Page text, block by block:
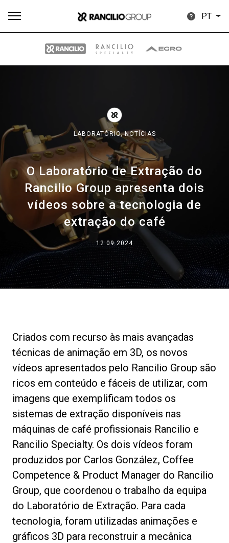
PT
LABORATÓRIO,NOTÍCIAS
O Laboratório de Extração do
Rancilio Group apresenta dois
vídeos sobre a tecnologia de
extração do café
12.09.2024
Criados com recurso às mais avançadas
técnicas de animação em 3D, os novos
vídeos apresentados pelo Rancilio Group são
ricos em conteúdo e fáceis de utilizar, com
imagens que exemplificam todos os
sistemas de extração disponíveis nas
máquinas de café profissionais Rancilio e
Rancilio Specialty. Os dois vídeos foram
produzidos por Carlos González, Coffee
Competence & Product Manager do Rancilio
Group, que coordenou o trabalho da equipa
do Laboratório de Extração. Para cada
tecnologia, foram utilizadas animações e
gráficos 3D para reconstruir a mecânica
Our brands
Group
Notícias
História
Sustentabilidade
Connect
Contacte-nos
Política de Privacidade